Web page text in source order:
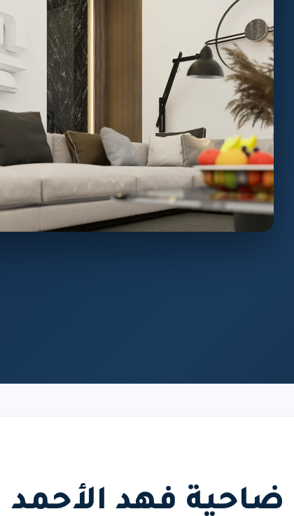
ضاحية فهد الأحمد